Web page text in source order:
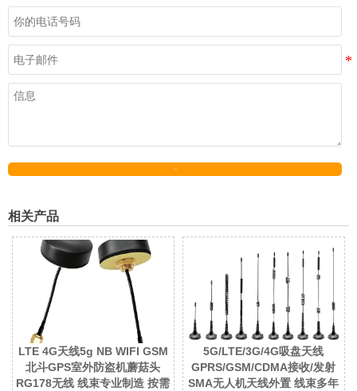
相关产品
LTE 4G天线5g NB WIFI GSM
北斗GPS室外防盗机蘑菇头
RG178无线 线束专业制造 按需
5G/LTE/3G/4G吸盘天线
GPRS/GSM/CDMA接收/发射
SMA无人机天线外置 线束多年